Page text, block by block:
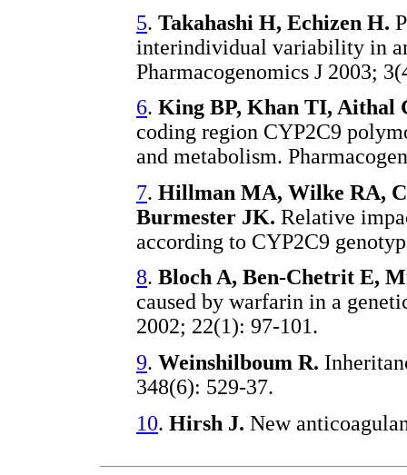
5. Takahashi H, Echizen H.
interindividual variability in
Pharmacogenomics J 2003;
6. King BP, Khan TI, Aithal
coding region CYP2C9
and metabolism.
7. Hillman MA, Wilke RA,
Burmester JK. Relative
according to CYP2C9
8. Bloch A, Ben-Chetrit E,
caused by warfarin in a
2002; 22(1): 97-101.
9. Weinshilboum R.
348(6): 529-37.
10. Hirsh J. New